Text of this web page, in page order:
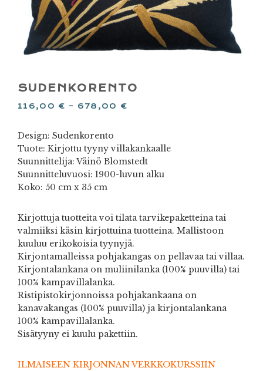
SUDENKORENTO
116,00 € – 678,00 €
Design: Sudenkorento
Tuote: Kirjottu tyyny villakankaalle
Suunnittelija: Väinö Blomstedt
Suunnitteluvuosi: 1900-luvun alku
Koko: 50 cm x 35 cm
Kirjottuja tuotteita voi tilata tarvikepaketteina tai
valmiiksi käsin kirjottuina tuotteina. Mallistoon
kuuluu erikokoisia tyynyjä.
Kirjontamalleissa pohjakangas on pellavaa tai villaa.
Kirjontalankana on muliinilanka (100% puuvilla) tai
100% kampavillalanka.
Ristipistokirjonnoissa pohjakankaana on
kanavakangas (100% puuvilla) ja kirjontalankana
100% kampavillalanka.
Sisätyyny ei kuulu pakettiin.
ILMAISEEN KIRJONNAN VERKKOKURSSIIN